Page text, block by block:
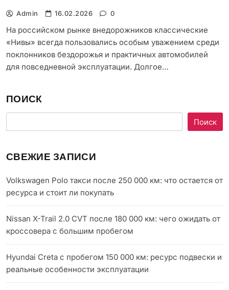
Admin 16.02.2026 0
На российском рынке внедорожников классические
«Нивы» всегда пользовались особым уважением среди
поклонников бездорожья и практичных автомобилей
для повседневной эксплуатации. Долгое…
ПОИСК
Поиск
СВЕЖИЕ ЗАПИСИ
Volkswagen Polo такси после 250 000 км: что остается от
ресурса и стоит ли покупать
Nissan X-Trail 2.0 CVT после 180 000 км: чего ожидать от
кроссовера с большим пробегом
Hyundai Creta с пробегом 150 000 км: ресурс подвески и
реальные особенности эксплуатации